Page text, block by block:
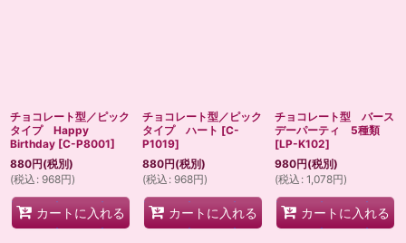
チョコレート型／ピック
タイプ Happy
Birthday [C-P8001]
880円(税別)
(税込 : 968円)
カートに入れる
チョコレート型／ピック
タイプ ハート [C-
P1019]
880円(税別)
(税込 : 968円)
カートに入れる
チョコレート型 バース
デーパーティ 5種類
[LP-K102]
980円(税別)
(税込 : 1,078円)
カートに入れる